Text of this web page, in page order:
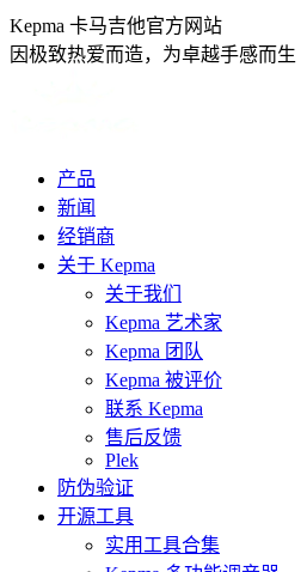
跳
转
Kepma 卡马吉他官方网站
因极致热爱而造，为卓越手感而生
产品
新闻
经销商
关于 Kepma
关于我们
Kepma 艺术家
Kepma 团队
Kepma 被评价
联系 Kepma
售后反馈
Plek
防伪验证
开源工具
实用工具合集